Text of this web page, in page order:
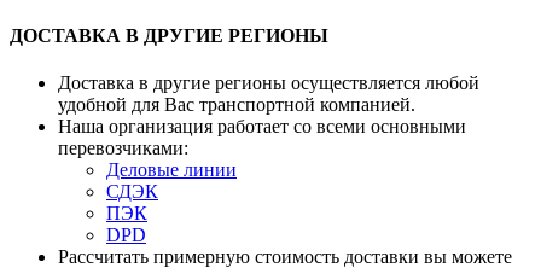
ДОСТАВКА В ДРУГИЕ РЕГИОНЫ
Доставка в другие регионы осуществляется любой
удобной для Вас транспортной компанией.
Наша организация работает со всеми основными
перевозчиками:
Деловые линии
СДЭК
ПЭК
DPD
Рассчитать примерную стоимость доставки вы можете